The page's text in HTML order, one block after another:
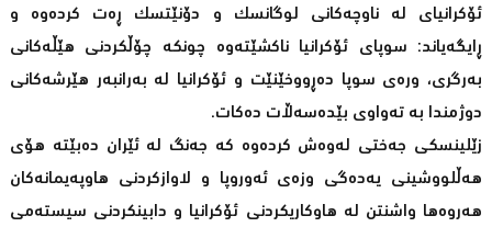
ئۆکرانیای لە ناوچەکانی لوگانسک و دۆنێتسک ڕەت کردەوە و
ڕایگەیاند: سوپاى ئۆکرانیا ناکشێتەوە چونکە چۆڵکردنی هێڵەکانى
بەرگری، ورەی سوپا دەڕووخێنێت و ئۆکرانیا لە بەرانبەر هێرشەکانی
دوژمندا بە تەواوی بێدەسەڵات دەکات.
زێلینسکی جەختی لەوەش کردەوە کە جەنگ لە ئێران دەبێتە هۆی
هەڵلووشینی یەدەگی وزەی ئەوروپا و لاوازکردنی هاوپەیمانەکان
هەروەها واشنتن لە هاوکاریکردنی ئۆکرانیا و دابینکردنی سیستەمی